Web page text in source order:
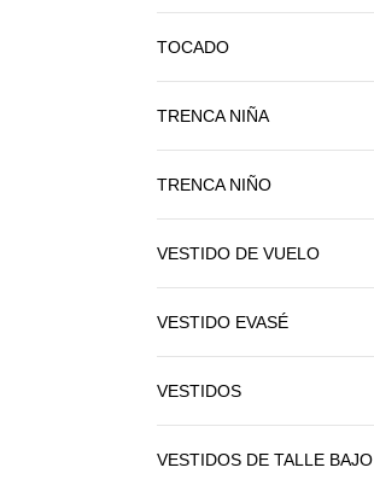
TOCADO
TRENCA NIÑA
TRENCA NIÑO
VESTIDO DE VUELO
VESTIDO EVASÉ
VESTIDOS
VESTIDOS DE TALLE BAJO